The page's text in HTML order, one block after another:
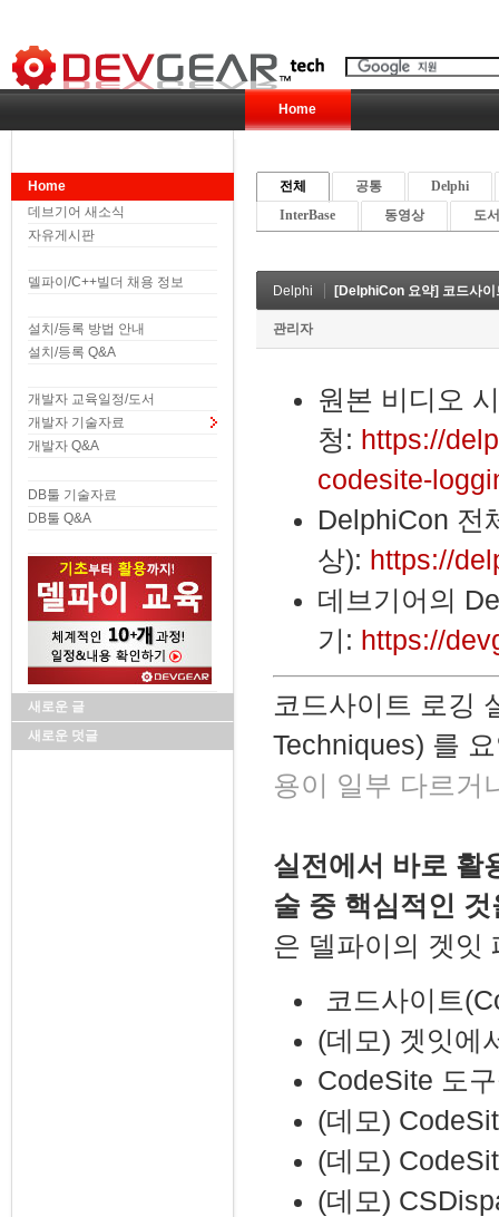
Home
Home
데브기어 새소식
자유게시판
델파이/C++빌더 채용 정보
설치/등록 방법 안내
설치/등록 Q&A
개발자 교육일정/도서
개발자 기술자료
개발자 Q&A
DB툴 기술자료
DB툴 Q&A
새로운 글
새로운 덧글
전체 공통
Delphi
InterBase
동영상 도
Delphi [DelphiCon 요약] 코드사
관리자
원본 비디오 시
청: https://
codesite-
DelphiCon 전
상): https://
데브기어의
기: https://
코드사이트 로깅
Techniques) 를
용이 일부 다르거
실전에서 바로 활
술 중 핵심적인
은 델파이의 겟잇
코드사이트
(데모) 겟잇에
CodeSite 도
(데모)
(데모)
(데모)